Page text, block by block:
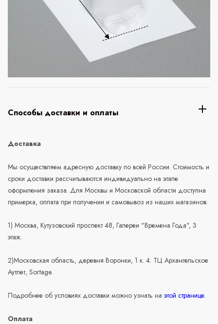
Способы доставки и оплаты
Доставка
Мы осуществляем адресную доставку по всей России. Стоимость и
сроки доставки рассчитываются индивидуально на этапе
оформления заказа. Для Москвы и Московской области доступна
примерка, оплата при получении и самовывоз из наших магазинов:
1) Москва, Кутузовский проспект 48, Галереи "Времена Года", 3
этаж.
2)Московская область, деревня Воронки, 1 к. 4. ТЦ Архангельское
Аутлет, Sortage.
Подробнее об условиях доставки можно узнать на этой странице.
Оплата